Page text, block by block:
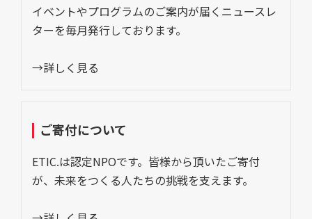
イベントやプログラムのご案内が届くニュースレ
ターを毎月発行しております。
→詳しく見る
ご寄付について
ETIC.は認定NPOです。皆様から頂いたご寄付
が、未来をつくる人たちの挑戦を支えます。